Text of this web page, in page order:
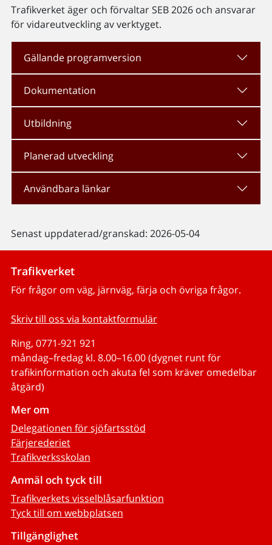
Trafikverket äger och förvaltar SEB 2026 och ansvarar
för vidareutveckling av verktyget.
Gällande programversion
Dokumentation
Utbildning
Planerad utveckling
Användbara länkar
Senast uppdaterad/granskad: 2026-05-04
Trafikverket
För frågor om väg, järnväg, färja och övriga frågor.
Skriv till oss via kontaktformulär
Ring, 0771-921 921
måndag–fredag kl. 8.00–16.00 (dygnet runt för
trafikinformation och akuta fel som kräver omedelbar
åtgärd)
Mer om
Delegationen för sjöfartsstöd
Färjerederiet
Trafikverksskolan
Anmäl och tyck till
Trafikverkets visselblåsarfunktion
Tyck till om webbplatsen
Tillgänglighet